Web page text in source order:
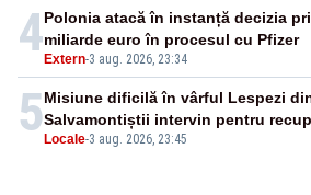
4 Extern-3 aug. 2026, 23:34
Polonia atacă în instanță decizia
miliarde euro în procesul cu Pfizer
5 Locale-3 aug. 2026, 23:45
Misiune dificilă în vârful Lespezi
Salvamontiștii intervin pentru